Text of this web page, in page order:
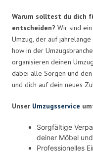
Warum solltest du dich
entscheiden? Wir sind
Umzug, der auf
how in der
organisieren deinen
dabei alle Sorgen und den
und dich auf dein neues
Unser Umzugsservice
Sorgfältige
deiner Möbel
Professionelles